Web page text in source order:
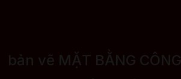
bản vẽ MẶT BẰNG